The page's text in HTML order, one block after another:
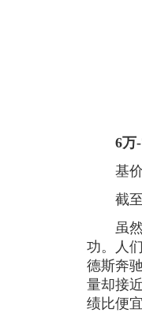
6万
基价
截至
虽然
功。人
德斯奔
量却接
绩比便